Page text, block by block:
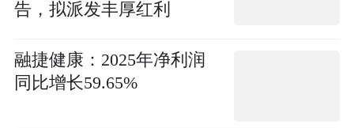
告，拟派发丰厚红利
融捷健康：2025年净利润
同比增长59.65%